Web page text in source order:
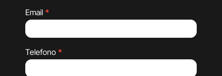
Email *
Telefono *